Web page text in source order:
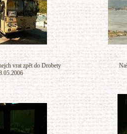
vrat zpět do Drobety